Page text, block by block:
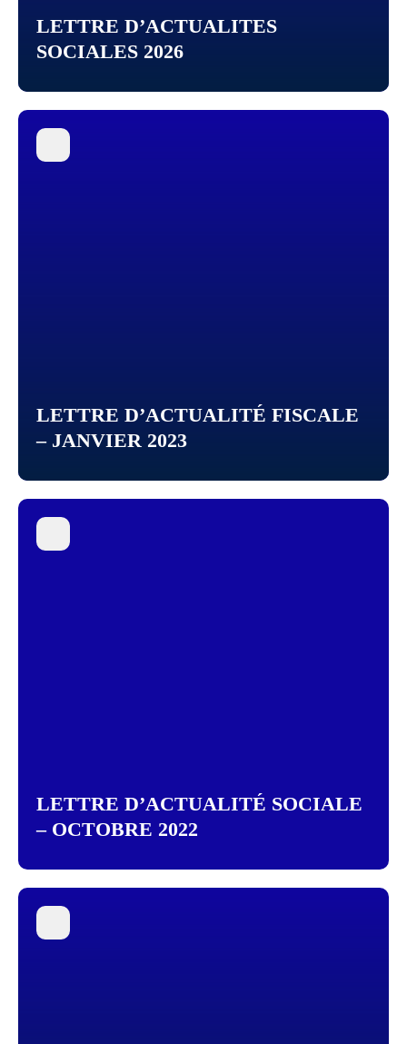
LETTRE D’ACTUALITES
SOCIALES 2026
LETTRE D’ACTUALITÉ FISCALE
– JANVIER 2023
LETTRE D’ACTUALITÉ SOCIALE
– OCTOBRE 2022